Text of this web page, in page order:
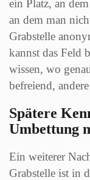
ein Platz, an
an dem man
Grabstelle
kannst das Feld
wissen, wo
befreiend,
Spätere
Umbettung
Ein weiterer
Grabstelle ist in